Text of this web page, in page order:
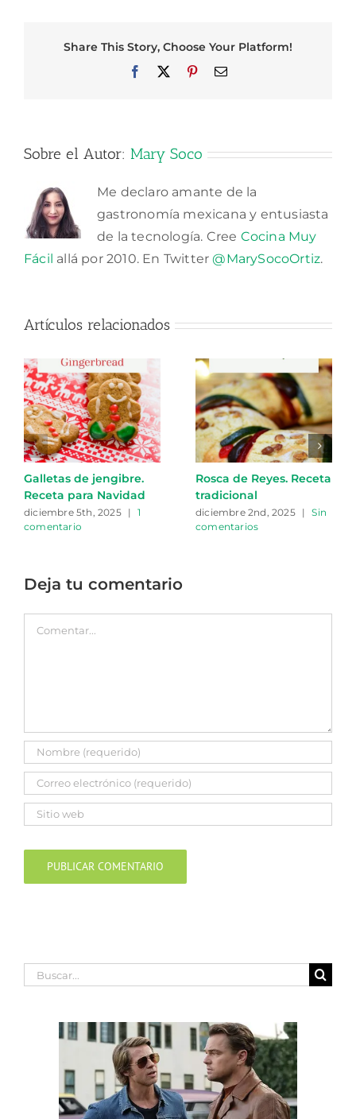
Share This Story, Choose Your Platform!
Facebook PinterestCorreo
Sobre el Autor: Mary Soco
Me declaro amante de la
gastronomía mexicana y entusiasta
de la tecnología. Cree Cocina Muy
Fácil allá por 2010. En Twitter@MarySocoOrtiz.
Artículos relacionados
Galletas de jengibre.
Receta para Navidad
diciembre 5th, 2025 |
1
comentario
Rosca de Reyes. Receta
tradicional
diciembre 2nd, 2025 |
Sin
comentarios
Deja tu comentario
Buscar: